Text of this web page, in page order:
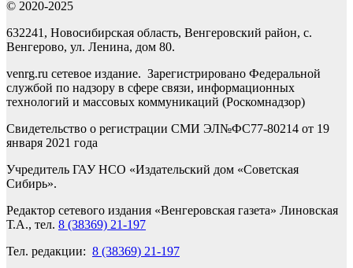
© 2020-2025
632241, Новосибирская область, Венгеровский район, с.
Венгерово, ул. Ленина, дом 80.
venrg.ru сетевое издание. Зарегистрировано Федеральной
службой по надзору в сфере связи, информационных
технологий и массовых коммуникаций (Роскомнадзор)
Свидетельство о регистрации СМИ ЭЛ№ФС77-80214 от 19
января 2021 года
Учредитель ГАУ НСО «Издательский дом «Советская
Сибирь».
Редактор сетевого издания «Венгеровская газета» Линовская
Т.А., тел. 8 (38369) 21-197
Тел. редакции: 8 (38369) 21-197